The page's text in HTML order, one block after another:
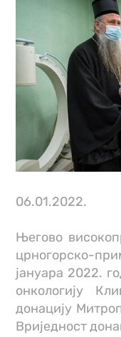
06.01.2022.
Његово
црногорско-
јануара 2022.
онкологију
донацију
Вриједност